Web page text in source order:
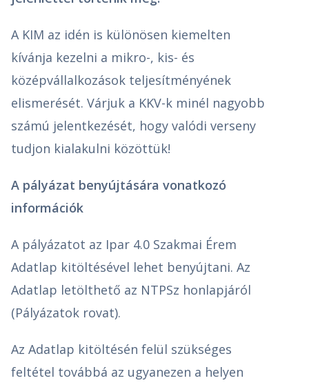
A KIM az idén is különösen kiemelten
kívánja kezelni a mikro-, kis- és
középvállalkozások teljesítményének
elismerését. Várjuk a KKV-k minél nagyobb
számú jelentkezését, hogy valódi verseny
tudjon kialakulni közöttük!
A pályázat benyújtására vonatkozó
információk
A pályázatot az Ipar 4.0 Szakmai Érem
Adatlap kitöltésével lehet benyújtani. Az
Adatlap letölthető az NTPSz honlapjáról
(Pályázatok rovat).
Az Adatlap kitöltésén felül szükséges
feltétel továbbá az ugyanezen a helyen